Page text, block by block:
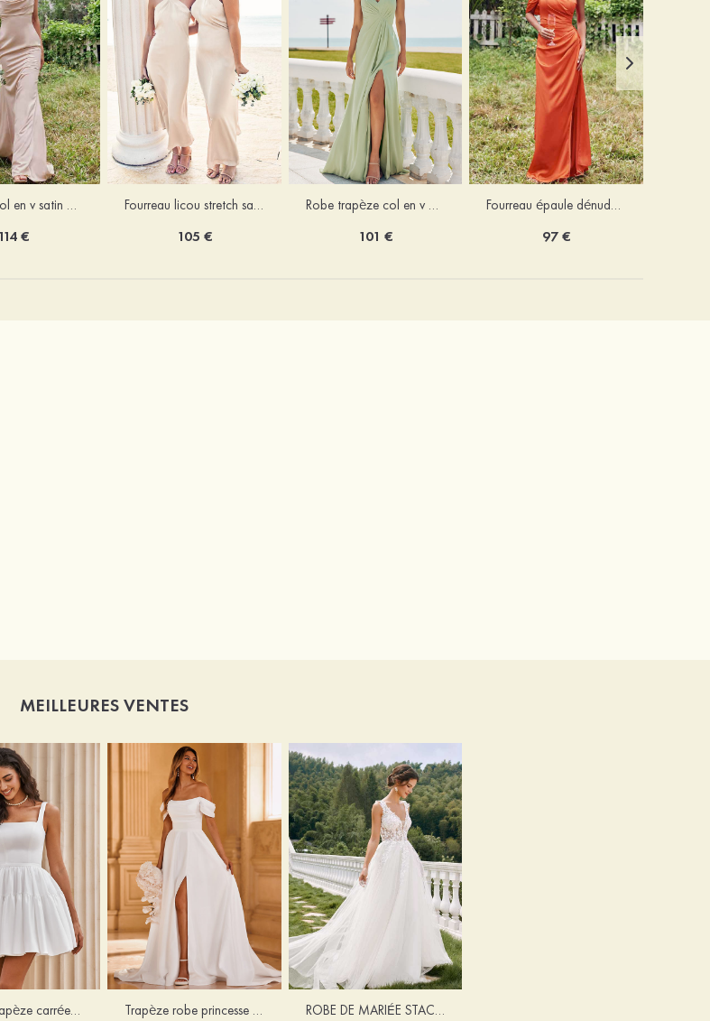
Fourreau col en v satin extensible ras du sol robe de demoiselle d'honneur
114 €
Fourreau licou stretch satin longueur cheville robe de demoiselle d'honneur
105 €
Robe trapèze col en v mousseline ras du sol robe de demoiselle d'honneur
101 €
Fourreau épaule dénudée satin extensible ras du sol robe de demoiselle d'honneur
97 €
MEILLEURES VENTES
Délicate trapèze carrée satin courte/mini robe de mariée Trapèze robe princesse épaule dénudée traîne chapelle satin robe de mariée ROBE DE MARIÉE STACEES ALONA